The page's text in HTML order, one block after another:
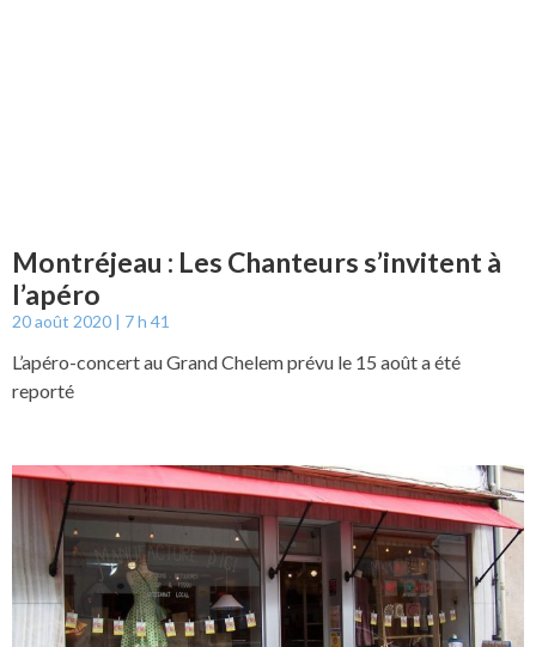
Montréjeau : Les Chanteurs s’invitent à
l’apéro
20 août 2020 7 h 41
L’apéro-concert au Grand Chelem prévu le 15 août a été
reporté